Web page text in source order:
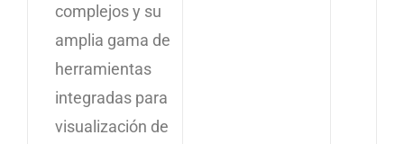
complejos y su
amplia gama de
herramientas
integradas para
visualización de